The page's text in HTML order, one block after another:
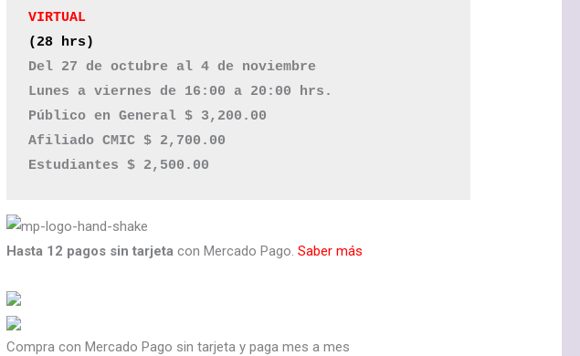
(28 hrs)
Del 27 de octubre al 4 de noviembre
Lunes a viernes de 16:00 a 20:00 hrs.
Público en General $ 3,200.00
Afiliado CMIC $ 2,700.00
Hasta 12 pagos sin tarjeta con Mercado Pago. Saber más
Compra con Mercado Pago sin tarjeta y paga mes a mes